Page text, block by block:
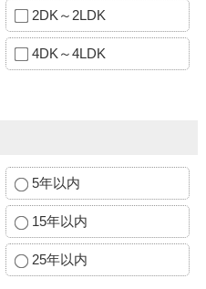
2DK～2LDK
4DK～4LDK
5年以内
15年以内
25年以内